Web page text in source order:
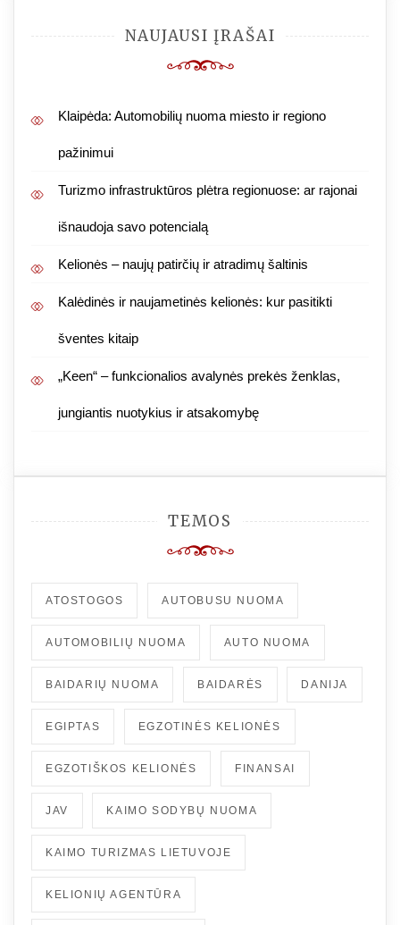
NAUJAUSI ĮRAŠAI
Klaipėda: Automobilių nuoma miesto ir regiono
pažinimui
Turizmo infrastruktūros plėtra regionuose: ar rajonai
išnaudoja savo potencialą
Kelionės – naujų patirčių ir atradimų šaltinis
Kalėdinės ir naujametinės kelionės: kur pasitikti
šventes kitaip
„Keen“ – funkcionalios avalynės prekės ženklas,
jungiantis nuotykius ir atsakomybę
TEMOS
ATOSTOGOS AUTOBUSU NUOMA
AUTOMOBILIŲ NUOMA AUTO NUOMA
BAIDARIŲ NUOMA BAIDARĖS DANIJA
EGIPTAS EGZOTINĖS KELIONĖS
EGZOTIŠKOS KELIONĖS FINANSAI
JAV KAIMO SODYBŲ NUOMA
KAIMO TURIZMAS LIETUVOJE
KELIONIŲ AGENTŪRA